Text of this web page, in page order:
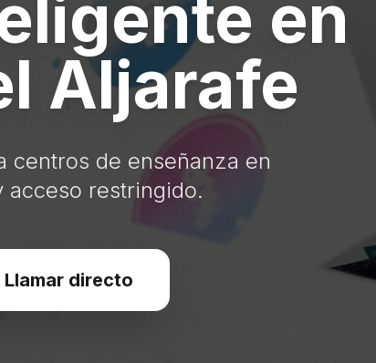
en
Aljarafe
centros de enseñanza en
acceso restringido.
Llamar directo